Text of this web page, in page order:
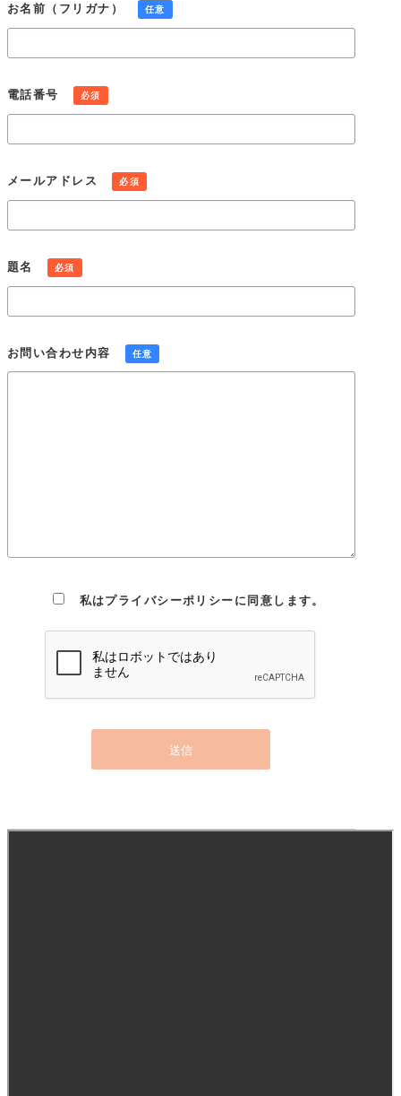
当社は、法令に定める場合を除き、個人情報を事前に本人の同
意を得ることなく第三者に提供しません。
個人情報の管理
当社は、個人情報の正確性および最新性を保ち、安全に管理す
るとともに個人情報の紛失、改ざん、漏えいなどを防止するた
め、必要かつ適正な情報セキュリティー対策を実現します。
個人情報の開示・訂正・利用停止・消去
当社は、本人が個人情報について、開示・訂正・利用停止・消
去などを求める権利を有していることを認識し、個人情報相談
窓口を設置して、これらの要求ある場合には、法令にしたがっ
当社は、業務上使用する個人情報について適正な管理を実施す
るとともに、業務上の個人情報の適正な取り扱いを実現するた
当社は、この個人情報保護方針を実行するため、個人情報保護
社内ルールを策定し、これを研修・教育を通じて社内に周知徹
お名前（フリガナ） 任意
電話番号 必須
メールアドレス 必須
題名 必須
お問い合わせ内容 任意
私はプライバシーポリシーに同意します。